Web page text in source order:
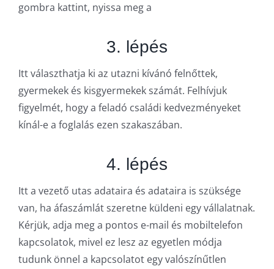
gombra kattint, nyissa meg a
3. lépés
Itt választhatja ki az utazni kívánó felnőttek,
gyermekek és kisgyermekek számát. Felhívjuk
figyelmét, hogy a feladó családi kedvezményeket
kínál-e a foglalás ezen szakaszában.
4. lépés
Itt a vezető utas adataira és adataira is szüksége
van, ha áfaszámlát szeretne küldeni egy vállalatnak.
Kérjük, adja meg a pontos e-mail és mobiltelefon
kapcsolatok, mivel ez lesz az egyetlen módja
tudunk önnel a kapcsolatot egy valószínűtlen